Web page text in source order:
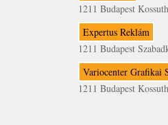
1211 Budapest
Expertus Reklám
1211 Budapest
Variocenter Grafikai
1211 Budapest